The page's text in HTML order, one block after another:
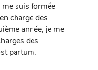
me suis formée
charge des
année, je me
des
partum.